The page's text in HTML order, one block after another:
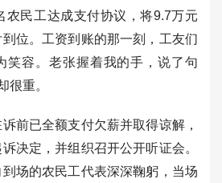
农民工达成支付协议，将9.7万元
位。工资到账的那一刻，工友们
笑容。老张握着我的手，说了句
很重。
已全额支付欠薪并取得谅解，
决定，并组织召开公开听证会。
场的农民工代表深深鞠躬，当场